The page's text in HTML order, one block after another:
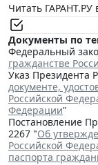
Читать ГАРАНТ.РУ
Документы по
Федеральный
гражданстве
Указ Президента
документе,
Российской
Федерации"
Постановление
2267 "Об
Российской
паспорта